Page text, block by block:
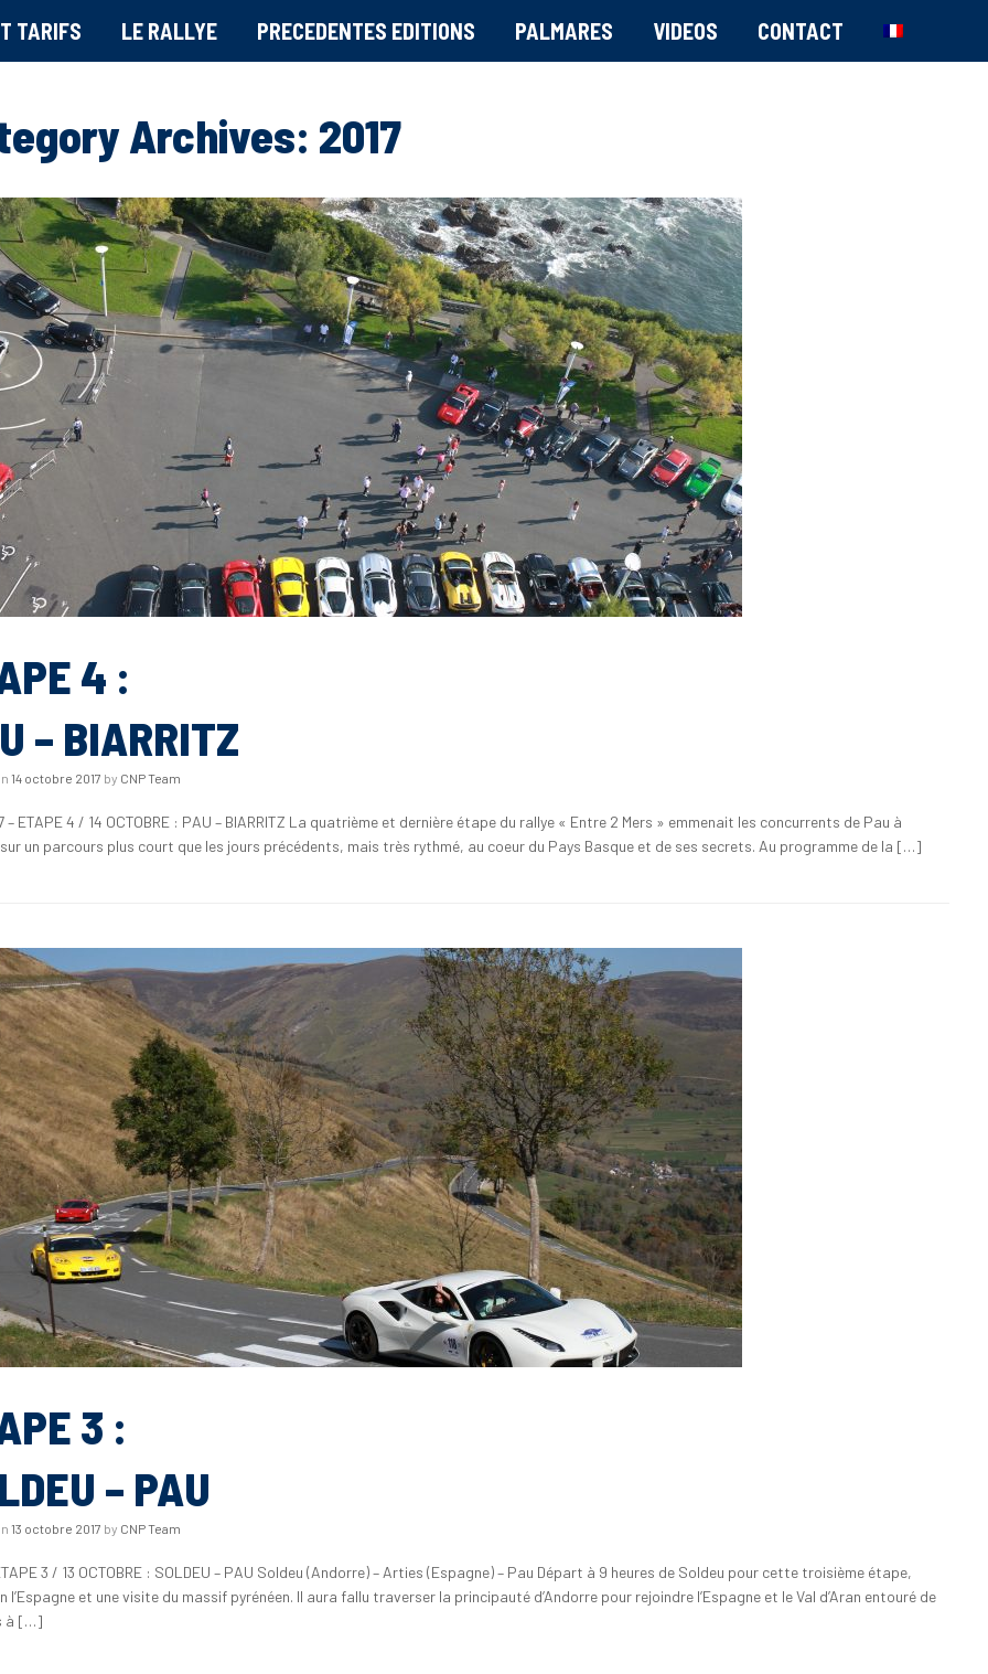
TARIFS LE RALLYE PRECEDENTES EDITIONS PALMARES VIDEOS CONTACT
Archives: 2017
4 :
– BIARRITZ
14 octobre 2017 by CNP Team
– ETAPE 4 / 14 OCTOBRE : PAU – BIARRITZ La quatrième et dernière étape du rallye « Entre 2 Mers » emmenait les concurrents de Pau à
un parcours plus court que les jours précédents, mais très rythmé, au coeur du Pays Basque et de ses secrets. Au programme de la […]
3 :
– PAU
13 octobre 2017 by CNP Team
3 / 13 OCTOBRE : SOLDEU – PAU Soldeu (Andorre) – Arties (Espagne) – Pau Départ à 9 heures de Soldeu pour cette troisième étape,
l’Espagne et une visite du massif pyrénéen. Il aura fallu traverser la principauté d’Andorre pour rejoindre l’Espagne et le Val d’Aran entouré de
à […]